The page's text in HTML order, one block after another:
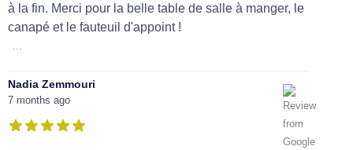
à la fin. Merci pour la belle table de salle à manger, le
canapé et le fauteuil d'appoint !
Nadia Zemmouri
7 months ago